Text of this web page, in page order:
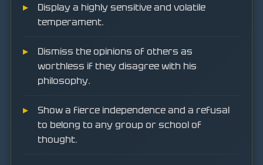
Display a highly sensitive and volatile
temperament.
Dismiss the opinions of others as
worthless if they disagree with his
philosophy.
Show a fierce independence and a refusal
to belong to any group or school of
thought.